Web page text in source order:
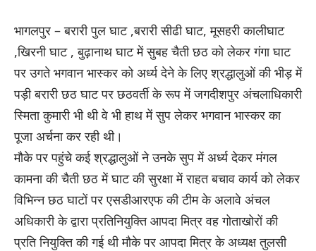
भागलपुर – बरारी पुल घाट ,बरारी सीढी घाट, मूसहरी कालीघाट
,खिरनी घाट , बुढ़ानाथ घाट में सुबह चैती छठ को लेकर गंगा घाट
पर उगते भगवान भास्कर को अर्ध्य देने के लिए श्रद्धालुओं की भीड़ में
पड़ी बरारी छठ घाट पर छठवर्ती के रूप में जगदीशपुर अंचलाधिकारी
स्मिता कुमारी भी थी वे भी हाथ में सुप लेकर भगवान भास्कर का
पूजा अर्चना कर रही थी।
मौके पर पहुंचे कई श्रद्धालुओं ने उनके सुप में अर्ध्य देकर मंगल
कामना की चैती छठ में घाट की सुरक्षा में राहत बचाव कार्य को लेकर
विभिन्न छठ घाटों पर एसडीआरएफ की टीम के अलावे अंचल
अधिकारी के द्वारा प्रतिनियुक्ति आपदा मित्र वह गोताखोरों की
प्रति नियुक्ति की गई थी मौके पर आपदा मित्र के अध्यक्ष तुलसी